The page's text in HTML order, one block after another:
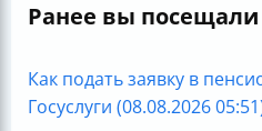
Ранее вы посещали
Как подать заявку в
Госуслуги (08.08.2026